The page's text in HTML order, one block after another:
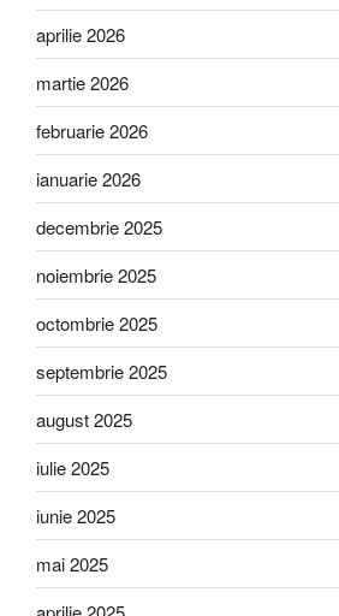
aprilie 2026
martie 2026
februarie 2026
ianuarie 2026
decembrie 2025
noiembrie 2025
octombrie 2025
septembrie 2025
august 2025
iulie 2025
iunie 2025
mai 2025